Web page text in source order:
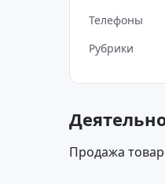
Телефоны
Рубрики
Продажа